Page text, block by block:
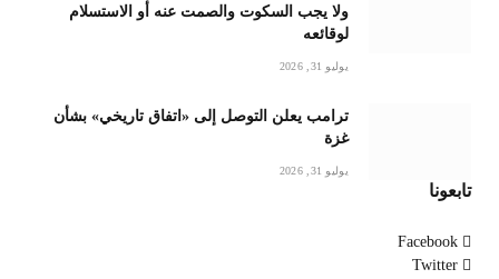
ولا يجب السكوت والصمت عنه أو الاستسلام
لوقائعه
يوليو 31, 2026
ترامب يعلن التوصل إلى «اتفاق تاريخي» بشأن
غزة
يوليو 31, 2026
تابعونا
Facebook
Twitter